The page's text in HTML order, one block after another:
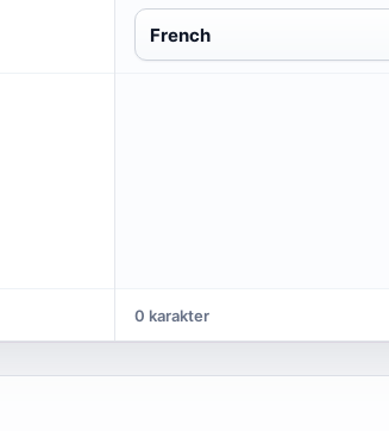
French
0 karakter